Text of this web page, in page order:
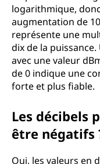
logarithmique,
augmentation de
représente une
dix de la puissance.
avec une valeur
de 0 indique une
forte et plus fiable.
Les décibels
être négatifs
Oui, les valeurs en